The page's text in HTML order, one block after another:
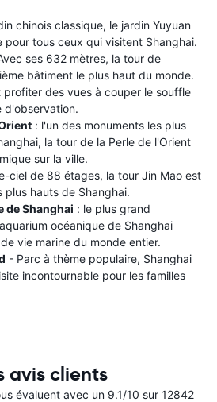
chinois classique, le jardin Yuyuan
pour tous ceux qui visitent Shanghai.
ses 632 mètres, la tour de
bâtiment le plus haut du monde.
profiter des vues à couper le souffle
d'observation.
: l'un des monuments les plus
la tour de la Perle de l'Orient
sur la ville.
ciel de 88 étages, la tour Jin Mao est
plus hauts de Shanghai.
de Shanghai : le plus grand
océanique de Shanghai
vie marine du monde entier.
- Parc à thème populaire, Shanghai
incontournable pour les familles
avis clients
évaluent avec un 9.1/10 sur 12842